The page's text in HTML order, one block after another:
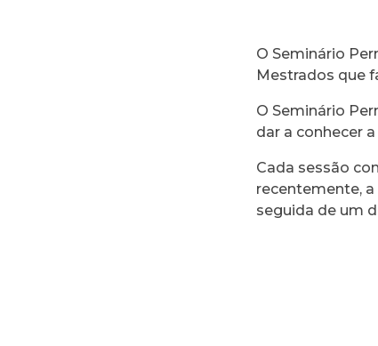
O Seminário
Mestrados que
O Seminário
dar a conhecer
Cada sessão
recentemente,
seguida de um